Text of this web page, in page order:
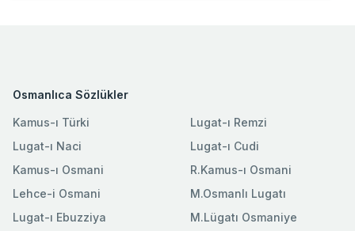
Osmanlıca Sözlükler
Kamus-ı Türki
Lugat-ı Naci
Kamus-ı Osmani
Lehce-i Osmani
Lugat-ı Ebuzziya
Lugat-ı Remzi
Lugat-ı Cudi
R.Kamus-ı Osmani
M.Osmanlı Lugatı
M.Lügatı Osmaniye